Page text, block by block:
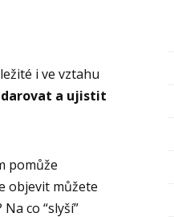
i ve vztahu
a ujistit
pomůže
objevit můžete
co “slyší”